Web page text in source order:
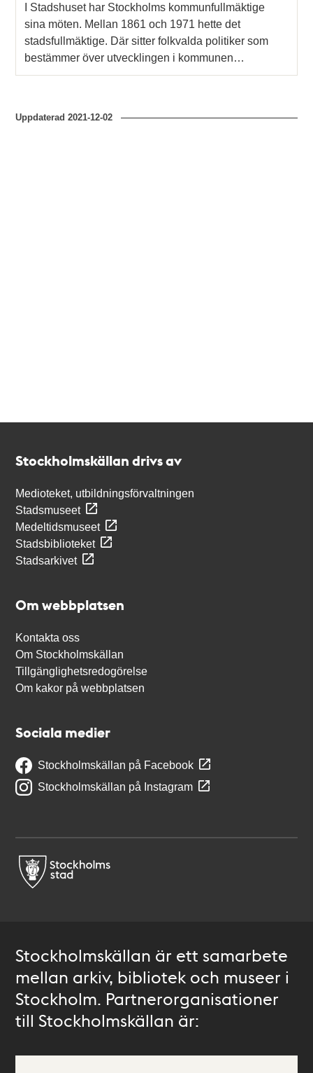
I Stadshuset har Stockholms kommunfullmäktige
sina möten. Mellan 1861 och 1971 hette det
stadsfullmäktige. Där sitter folkvalda politiker som
bestämmer över utvecklingen i kommunen…
Uppdaterad2021-12-02
Stockholmskällan drivs av
Medioteket, utbildningsförvaltningen
Stadsmuseet
Medeltidsmuseet
Stadsbiblioteket
Stadsarkivet
Om webbplatsen
Kontakta oss
Om Stockholmskällan
Tillgänglighetsredogörelse
Om kakor på webbplatsen
Sociala medier
Stockholmskällan på Facebook
Stockholmskällan på Instagram
Stockholmskällan är ett samarbete
mellan arkiv, bibliotek och museer i
Stockholm. Partnerorganisationer
till Stockholmskällan är: